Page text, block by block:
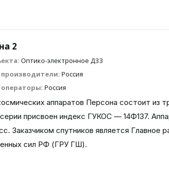
2
Оптико-электронное ДЗЗ
Россия
Россия
аппаратов Персона состоит из
присвоен индекс ГУКОС — 14Ф137.
Заказчиком спутников является Главное
сил РФ (ГРУ ГШ).